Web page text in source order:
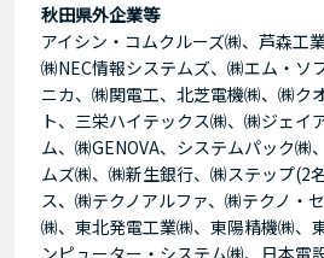
秋田県外企業等
アイシン・コムクルーズ㈱、芦森工
㈱NEC情報システムズ、㈱エム・ソ
ニカ、㈱関電工、北芝電機㈱、㈱ク
ト、三栄ハイテックス㈱、㈱ジェイ
ム、㈱GENOVA、システムパック㈱
ムズ㈱、㈱新生銀行、㈱ステップ(2
ス、㈱テクノアルファ、㈱テクノ・
㈱、東北発電工業㈱、東陽精機㈱、
ンピューター・システム㈱、日本電